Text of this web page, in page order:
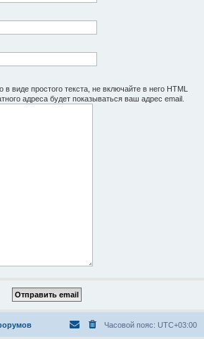
виде простого текста, не включайте в него HTML
адреса будет показываться ваш адрес email.
Часовой пояс: UTC+03:00